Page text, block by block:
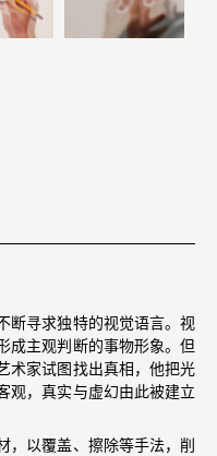
断寻求独特的视觉语言。视
成主观判断的事物形象。但
术家试图找出真相，他把光
观，真实与虚幻由此被建立
，以覆盖、擦除等手法，削